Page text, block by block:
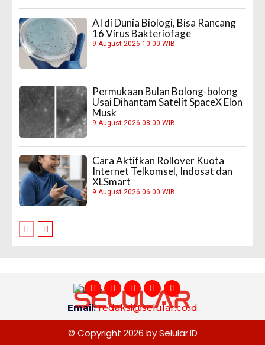
AI di Dunia Biologi, Bisa Rancang
16 Virus Bakteriofage
9 August 2026 10:00 WIB
Permukaan Bulan Bolong-bolong
Usai Dihantam Satelit SpaceX Elon
Musk
9 August 2026 08:00 WIB
Cara Aktifkan Rollover Kuota
Internet Telkomsel, Indosat dan
XLSmart
9 August 2026 06:00 WIB
Email:redaksi@selular.co.id
© Copyright 2026 by Selular.ID